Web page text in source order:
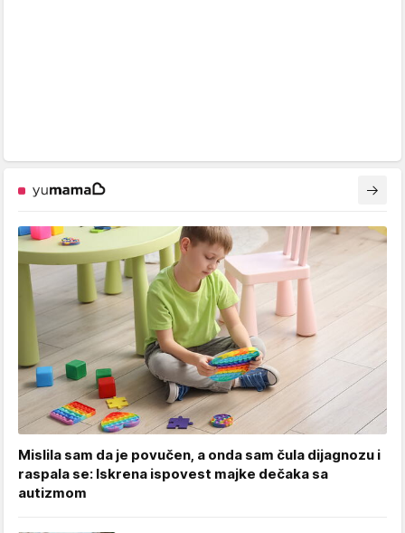
Mislila sam da je povučen, a onda sam čula dijagnozu i
raspala se: Iskrena ispovest majke dečaka sa
autizmom